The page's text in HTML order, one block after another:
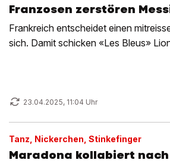
Franzosen zerstören
Frankreich entscheidet einen
sich. Damit schicken «Les Bleus»
23.04.2025, 11:04 Uhr
Tanz, Nickerchen, Stinkefinger
Maradona kollabiert